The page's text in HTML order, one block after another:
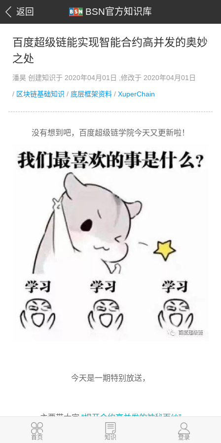
返回 BSN官方知识库
首页 知识 登录
百度超级链能实现智能合约高并发的奥妙
之处
潘昊 创建知识于 2020年04月01日 ,修改于 2020年04月01日
/ 区块链基础知识 / 底层框架资料/ XuperChain
没有想到吧，百度超级链学院今天又更新啦！
今天是一期特别放送，
主要带大家 “揭开合约高并发的神秘面纱”